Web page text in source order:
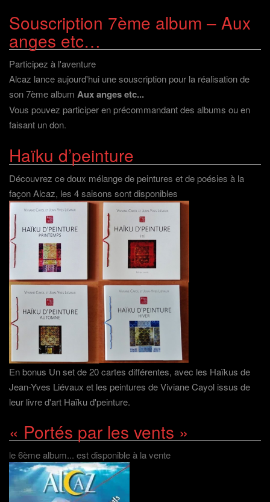
Souscription 7ème album – Aux
anges etc…
Participez à l'aventure
Alcaz lance aujourd'hui une souscription pour la réalisation de
son 7ème album Aux anges etc...
Vous pouvez participer en précommandant des albums ou en
faisant un don.
Haïku d’peinture
Découvrez ce doux mélange de peintures et de poésies à la
façon Alcaz, les 4 saisons sont disponibles
En bonus Un set de 20 cartes différentes, avec les Haïkus de
Jean-Yves Liévaux et les peintures de Viviane Cayol issus de
leur livre d'art Haïku d'peinture.
« Portés par les vents »
le 6ème album... est disponible à la vente